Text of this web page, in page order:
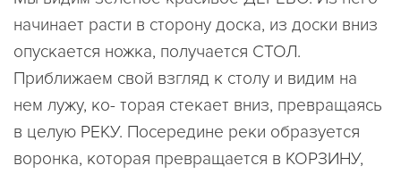
начинает расти в сторону доска, из доски вниз
опускается ножка, получается СТОЛ.
Приближаем свой взгляд к столу и видим на
нем лужу, ко- торая стекает вниз, превращаясь
в целую РЕKУ. Посередине реки образуется
воронка, которая превращается в КОРЗИНУ,